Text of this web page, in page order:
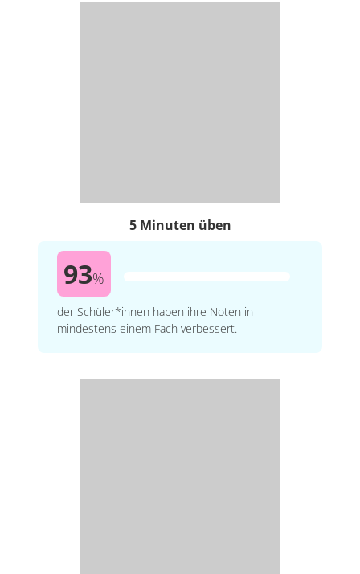
5 Minuten üben
93%
der Schüler*innen haben ihre Noten in
mindestens einem Fach verbessert.